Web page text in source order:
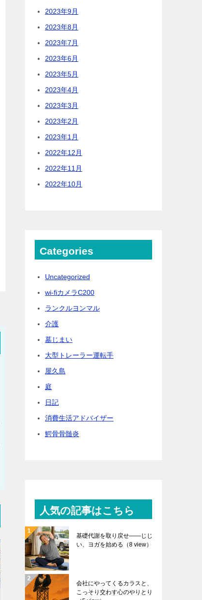
2023年9月
2023年8月
2023年7月
2023年6月
2023年5月
2023年4月
2023年3月
2023年2月
2023年1月
2022年12月
2022年11月
2022年10月
Categories
Uncategorized
wi-fiカメラC200
ランクルヨンマル
介護
墓じまい
大型トレーラー運転手
屋久島
庭
日記
消費生活アドバイザー
鰐骨骨髄炎
人気の記事はこちら
基礎代謝を取り戻せ――じじ
い、ヨガを始める （8 view）
会社にやってくるカラスと、
こっそり交わす心のやりとり